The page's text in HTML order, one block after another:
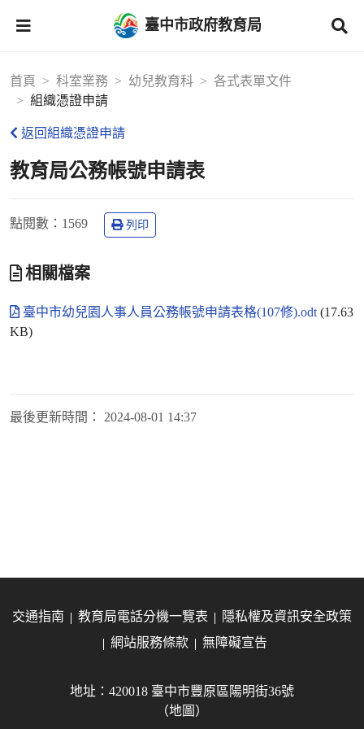
臺中市政府教育局
首頁 科室業務 幼兒教育科
各式表單文件
組織憑證申請
返回組織憑證申請
教育局公務帳號申請表
點閱數 ：1569 列印
相關檔案
臺中市幼兒園人事人員公務帳號申請表格(107修).odt (17.63
KB)
最後更新時間： 2024-08-01 14:37
交通指南 教育局電話分機一覽表
隱私權及資訊安全政策
網站服務條款
無障礙宣告
地址：420018 臺中市豐原區陽明街36號
（地圖）